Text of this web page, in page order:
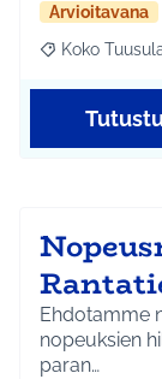
Arvioitavana
Rajaa tulokset
Koko
Ehdotamme
nopeuksien
paran…